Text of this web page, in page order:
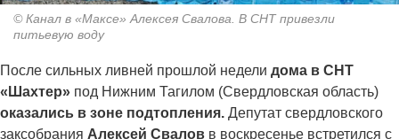
© Канал в «Максе» Алексея Свалова. В СНТ привезли
питьевую воду
После сильных ливней прошлой недели дома в СНТ
«Шахтер» под Нижним Тагилом (Свердловская область)
оказались в зоне подтопления. Депутат свердловского
заксобрания Алексей Свалов в воскресенье встретился с